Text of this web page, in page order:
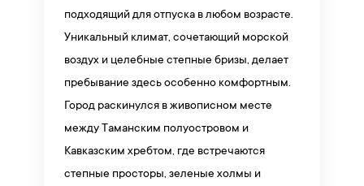
подходящий для отпуска в любом возрасте.
Уникальный климат, сочетающий морской
воздух и целебные степные бризы, делает
пребывание здесь особенно комфортным.
Город раскинулся в живописном месте
между Таманским полуостровом и
Кавказским хребтом, где встречаются
степные просторы, зеленые холмы и